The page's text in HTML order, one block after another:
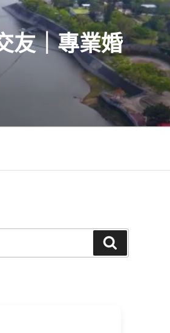
友｜專業婚
尋